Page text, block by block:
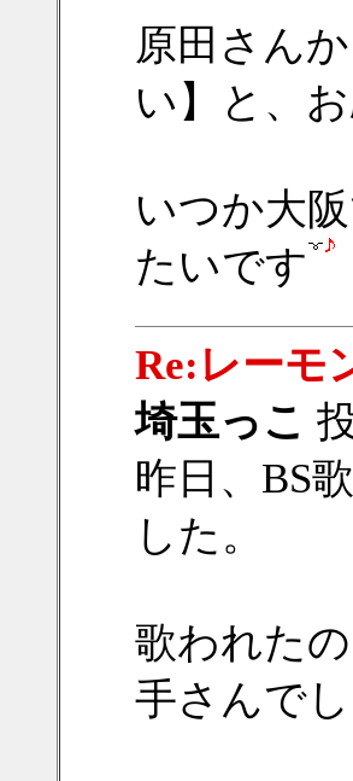
原田さん
い】と、
いつか大
たいです
Re:レーモ
埼玉っこ
昨日、BS
した。
歌われた
手さんでし